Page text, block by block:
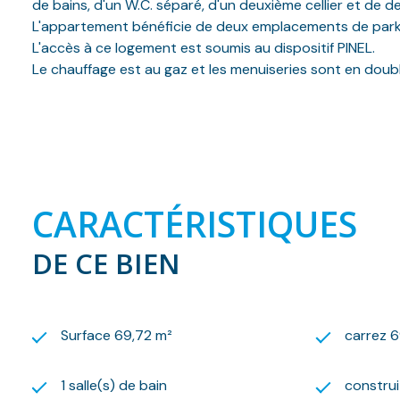
de bains, d'un W.C. séparé, d'un deuxième cellier et de
L'appartement bénéficie de deux emplacements de
L'accès à ce logement est soumis au dispositif PINEL.
Le chauffage est au gaz et les menuiseries sont en
Les frais d’état des lieux s’élevant à 207 euros sont
Pour de plus amples renseignements, vous pouvez
Vous trouverez la documentation téléchargeable
Nous nous ferons un plaisir de vous aider dans vos
CARACTÉRISTIQUES
DE CE BIEN
Surface 69,72 m² carrez
1 salle(s) de bain